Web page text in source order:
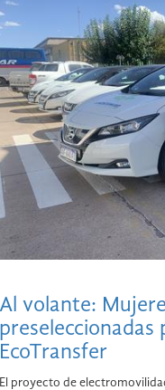
Al volante:
preseleccionadas
EcoTransfer
El proyecto de